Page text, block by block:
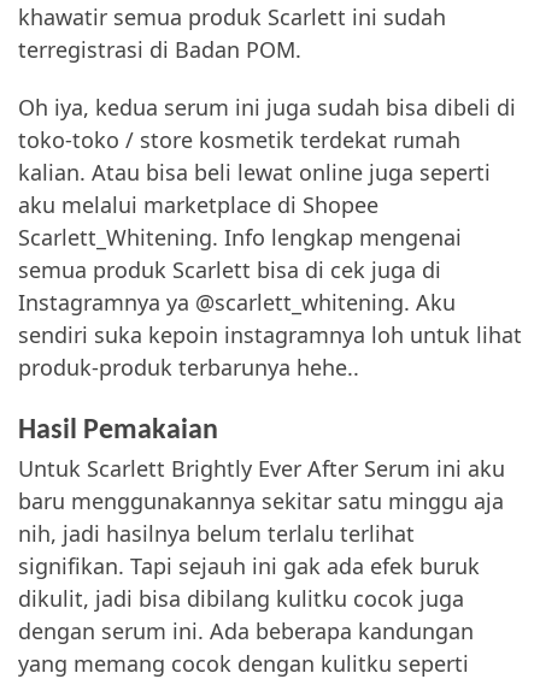
khawatir semua produk Scarlett ini sudah
terregistrasi di Badan POM.
Oh iya, kedua serum ini juga sudah bisa dibeli di
toko-toko / store kosmetik terdekat rumah
kalian. Atau bisa beli lewat online juga seperti
aku melalui marketplace di Shopee
Scarlett_Whitening. Info lengkap mengenai
semua produk Scarlett bisa di cek juga di
Instagramnya ya @scarlett_whitening. Aku
sendiri suka kepoin instagramnya loh untuk lihat
produk-produk terbarunya hehe..
Hasil Pemakaian
Untuk Scarlett Brightly Ever After Serum ini aku
baru menggunakannya sekitar satu minggu aja
nih, jadi hasilnya belum terlalu terlihat
signifikan. Tapi sejauh ini gak ada efek buruk
dikulit, jadi bisa dibilang kulitku cocok juga
dengan serum ini. Ada beberapa kandungan
yang memang cocok dengan kulitku seperti